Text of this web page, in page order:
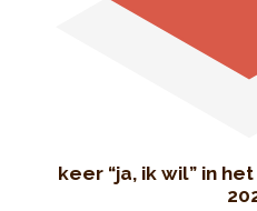
keer “ja, ik wil” in